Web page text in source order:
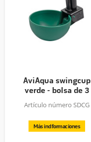
AviAqua swingcup
verde - bolsa de 3
unidades
Artículo número SDCG
Más indformaciones